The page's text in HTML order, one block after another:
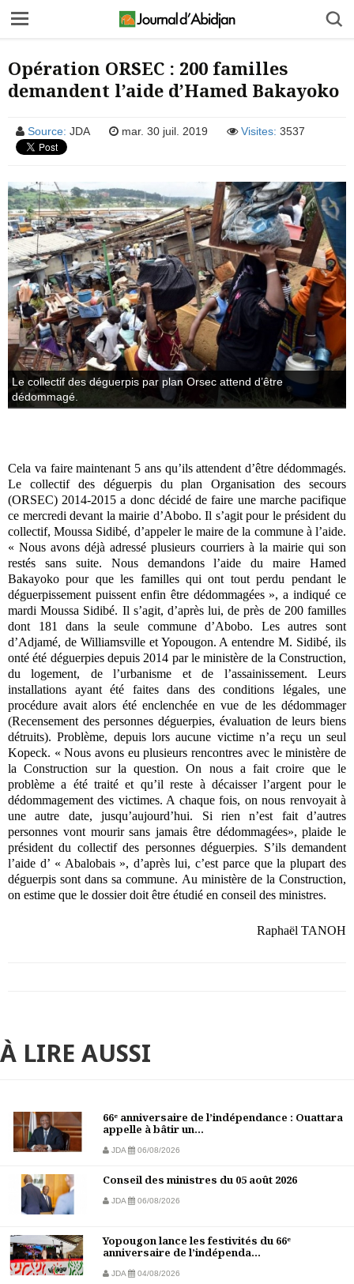
Opération ORSEC : 200 familles
demandent l’aide d’Hamed Bakayoko
Source: JDA mar. 30 juil. 2019 Visites: 3537
Le collectif des déguerpis par plan Orsec attend d’être
dédommagé.
Cela va faire maintenant 5 ans qu’ils attendent d’être dédommagés.
Le collectif des déguerpis du plan Organisation des secours
(ORSEC) 2014-2015 a donc décidé de faire une marche pacifique
ce mercredi devant la mairie d’Abobo. Il s’agit pour le président du
collectif, Moussa Sidibé, d’appeler le maire de la commune à l’aide.
« Nous avons déjà adressé plusieurs courriers à la mairie qui son
restés sans suite. Nous demandons l’aide du maire Hamed
Bakayoko pour que les familles qui ont tout perdu pendant le
déguerpissement puissent enfin être dédommagées », a indiqué ce
mardi Moussa Sidibé. Il s’agit, d’après lui, de près de 200 familles
dont 181 dans la seule commune d’Abobo. Les autres sont
d’Adjamé, de Williamsville et Yopougon. A entendre M. Sidibé, ils
onté été déguerpies depuis 2014 par le ministère de la Construction,
du logement, de l’urbanisme et de l’assainissement. Leurs
installations ayant été faites dans des conditions légales, une
procédure avait alors été enclenchée en vue de les dédommager
(Recensement des personnes déguerpies, évaluation de leurs biens
détruits). Problème, depuis lors aucune victime n’a reçu un seul
Kopeck. « Nous avons eu plusieurs rencontres avec le ministère de
la Construction sur la question. On nous a fait croire que le
problème a été traité et qu’il reste à décaisser l’argent pour le
dédommagement des victimes. A chaque fois, on nous renvoyait à
une autre date, jusqu’aujourd’hui. Si rien n’est fait d’autres
personnes vont mourir sans jamais être dédommagées», plaide le
président du collectif des personnes déguerpies. S’ils demandent
l’aide d’ « Abalobais », d’après lui, c’est parce que la plupart des
déguerpis sont dans sa commune. Au ministère de la Construction,
on estime que le dossier doit être étudié en conseil des ministres.
Raphaël TANOH
À LIRE AUSSI
66ᵉ anniversaire de l’indépendance : Ouattara
appelle à bâtir un...
JDA 06/08/2026
Conseil des ministres du 05 août 2026
JDA 06/08/2026
Yopougon lance les festivités du 66ᵉ
anniversaire de l’indépenda...
JDA 04/08/2026